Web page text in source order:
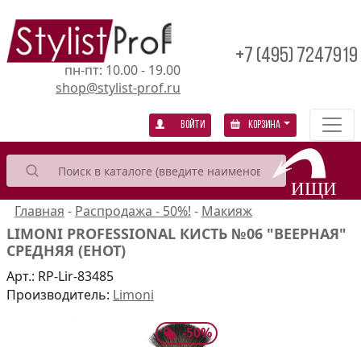
пн-пт: 10.00 - 19.00
shop@stylist-prof.ru
+7 (495) 7247919
Войти Корзина
Главная - Распродажа - 50%! - Макияж
LIMONI PROFESSIONAL КИСТЬ №06 "ВЕЕРНАЯ"
СРЕДНЯЯ (ЕНОТ)
Арт.: RP-Lir-83485
Производитель: Limoni
-50%